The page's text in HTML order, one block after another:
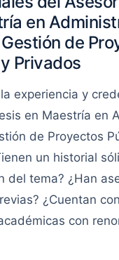
en
de
Privados
experiencia y
en Maestría en
de Proyectos
un historial
del tema? ¿Han
¿Cuentan
con